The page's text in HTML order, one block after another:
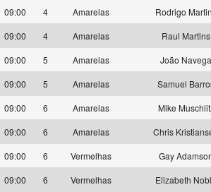
09:00
4 Amarelas
Rodrigo
09:00
4 Amarelas
Raul Martins
09:00
5 Amarelas
João Navega
09:00
5 Amarelas
Samuel
09:00
6 Amarelas
Mike
09:00
6 Amarelas
Chris
09:00
6 Vermelhas
Gay
09:00
6 Vermelhas
Elizabeth